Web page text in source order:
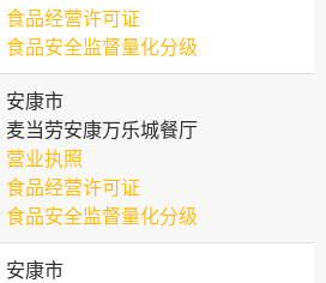
食品经营许可证
食品安全监督量化分级
安康市
麦当劳安康万乐城餐厅
营业执照
食品经营许可证
食品安全监督量化分级
安康市